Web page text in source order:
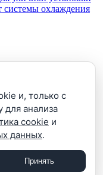
системы охлаждения
и, только с
для анализа
cookie и
данных.
Принять